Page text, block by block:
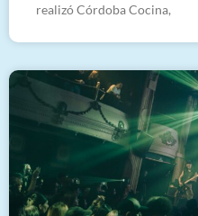
realizó Córdoba Cocina,